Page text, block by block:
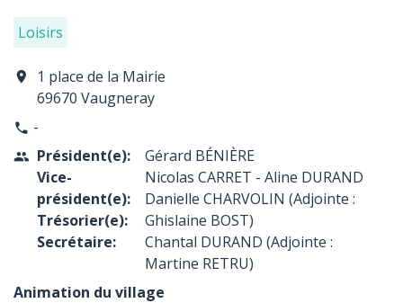
Loisirs
location_on
1 place de la Mairie
69670 Vaugneray
phone -
people Président(e):
Vice-
président(e):
Trésorier(e):
Secrétaire:
Gérard BÉNIÈRE
Nicolas CARRET - Aline DURAND
Danielle CHARVOLIN (Adjointe :
Ghislaine BOST)
Chantal DURAND (Adjointe :
Martine RETRU)
Animation du village